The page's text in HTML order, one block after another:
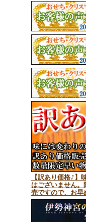
【訳あり価格♪】
はございません。
売ですので、お早